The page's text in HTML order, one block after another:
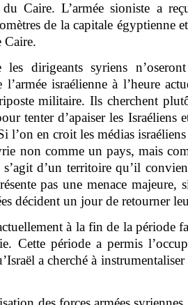
Caire. L’armée sioniste a
de la capitale égyptienne
Caire.
dirigeants syriens
l’armée israélienne à l’heure
militaire. Ils cherchent
tenter d’apaiser les Israéliens
l’on en croit les médias
non comme un pays, mais
d’un territoire qu’il
pas une menace majeure,
décident un jour de retourner
à la fin de la période
Cette période a permis
a cherché à